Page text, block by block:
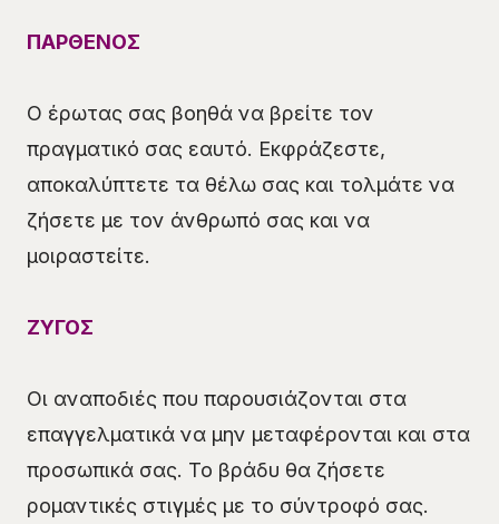
ΠΑΡΘΕΝΟΣ
Ο έρωτας σας βοηθά να βρείτε τον
πραγματικό σας εαυτό. Εκφράζεστε,
αποκαλύπτετε τα θέλω σας και τολμάτε να
ζήσετε με τον άνθρωπό σας και να
μοιραστείτε.
ΖΥΓΟΣ
Οι αναποδιές που παρουσιάζονται στα
επαγγελματικά να μην μεταφέρονται και στα
προσωπικά σας. Το βράδυ θα ζήσετε
ρομαντικές στιγμές με το σύντροφό σας.